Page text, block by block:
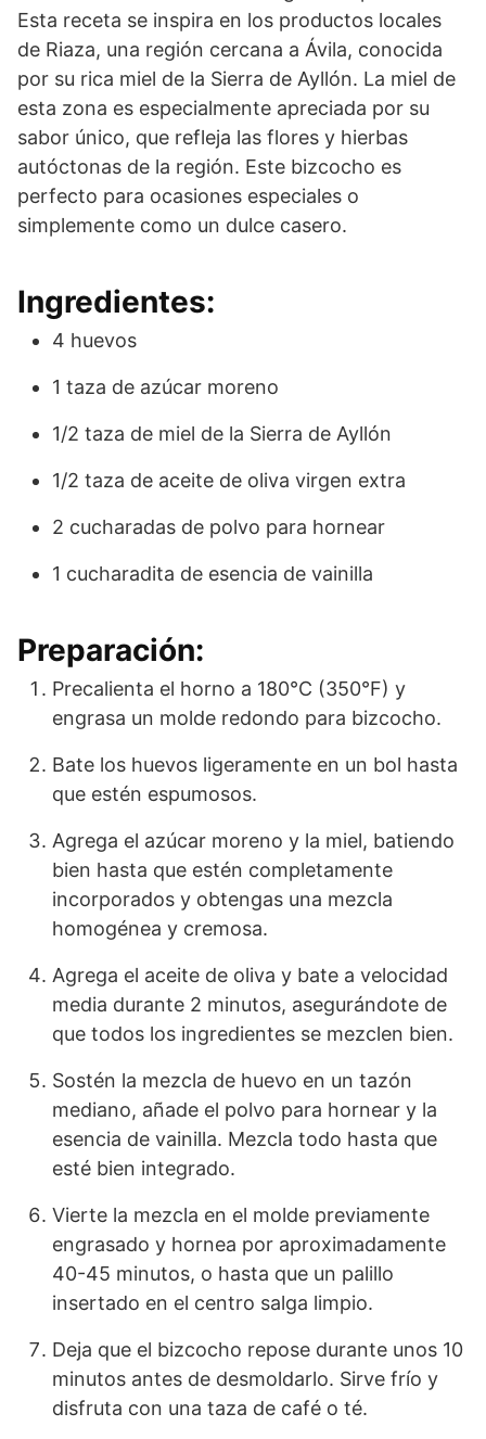
Esta receta se inspira en los productos locales
de Riaza, una región cercana a Ávila, conocida
por su rica miel de la Sierra de Ayllón. La miel de
esta zona es especialmente apreciada por su
sabor único, que refleja las flores y hierbas
autóctonas de la región. Este bizcocho es
perfecto para ocasiones especiales o
simplemente como un dulce casero.
Ingredientes:
4 huevos
1 taza de azúcar moreno
1/2 taza de miel de la Sierra de Ayllón
1/2 taza de aceite de oliva virgen extra
2 cucharadas de polvo para hornear
1 cucharadita de esencia de vainilla
Preparación:
Precalienta el horno a 180°C (350°F) y
engrasa un molde redondo para bizcocho.
Bate los huevos ligeramente en un bol hasta
que estén espumosos.
Agrega el azúcar moreno y la miel, batiendo
bien hasta que estén completamente
incorporados y obtengas una mezcla
homogénea y cremosa.
Agrega el aceite de oliva y bate a velocidad
media durante 2 minutos, asegurándote de
que todos los ingredientes se mezclen bien.
Sostén la mezcla de huevo en un tazón
mediano, añade el polvo para hornear y la
esencia de vainilla. Mezcla todo hasta que
esté bien integrado.
Vierte la mezcla en el molde previamente
engrasado y hornea por aproximadamente
40-45 minutos, o hasta que un palillo
insertado en el centro salga limpio.
Deja que el bizcocho repose durante unos 10
minutos antes de desmoldarlo. Sirve frío y
disfruta con una taza de café o té.